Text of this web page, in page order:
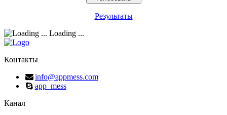
Результаты
Loading ...
Контакты
info@appmess.com
app_mess
Канал